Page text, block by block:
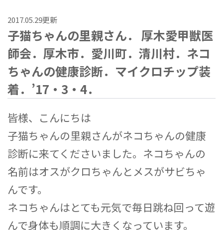
2017.05.29更新
子猫ちゃんの里親さん． 厚木愛甲獣医
師会．厚木市．愛川町．清川村．ネコ
ちゃんの健康診断．マイクロチップ装
着．’17・3・4．
皆様、こんにちは
子猫ちゃんの里親さんがネコちゃんの健康
診断に来てくださいました。ネコちゃんの
名前はオスがクロちゃんとメスがサビちゃ
んです。
ネコちゃんはとても元気で毎日跳ね回って遊
んで身体も順調に大きくなっています。